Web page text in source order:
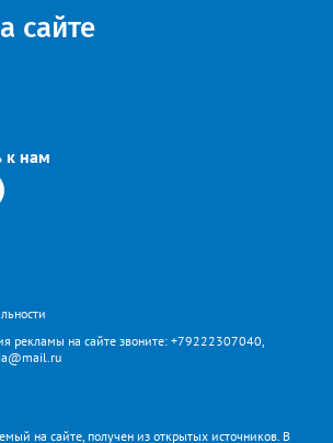
сайте
к нам
рекламы на сайте звоните: +79222307040,
на сайте, получен из открытых источников. В